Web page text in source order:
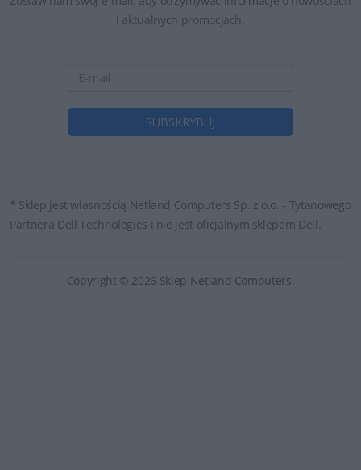
i aktualnych promocjach.
* Sklep jest własnością Netland Computers Sp. z o.o. - Tytanowego
Partnera Dell Technologies i nie jest oficjalnym sklepem Dell.
Copyright © 2026 Sklep Netland Computers.